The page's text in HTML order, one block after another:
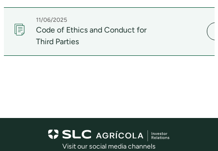
11/06/2025
Code of Ethics and Conduct for
Third Parties
Visit our social media channels